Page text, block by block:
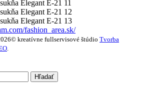
fashion_area.sk/
kreatívne fullservisové štúdio Tvorba
.
Hľadať